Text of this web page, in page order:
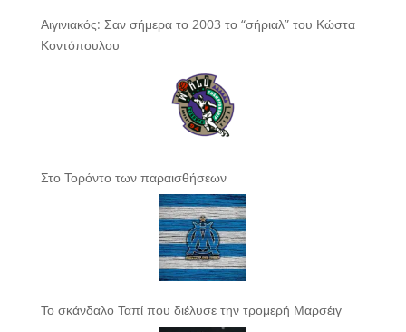
Αιγινιακός: Σαν σήμερα το 2003 το “σήριαλ” του Κώστα
Κοντόπουλου
Στο Τορόντο των παραισθήσεων
Το σκάνδαλο Ταπί που διέλυσε την τρομερή Μαρσέιγ